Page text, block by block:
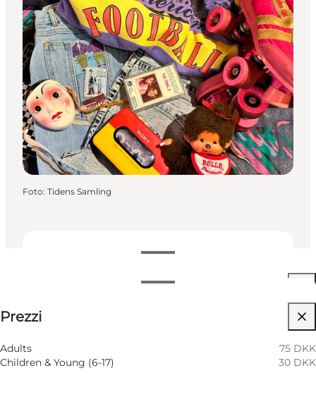
Filtra per mese
10 Agosto
Lunedì
11 Agosto
10:00 AM–04:00 PM
Prezzi
Adults
75 DKK
Children & Young (6-17)
30 DKK
Foto: Tidens Samling